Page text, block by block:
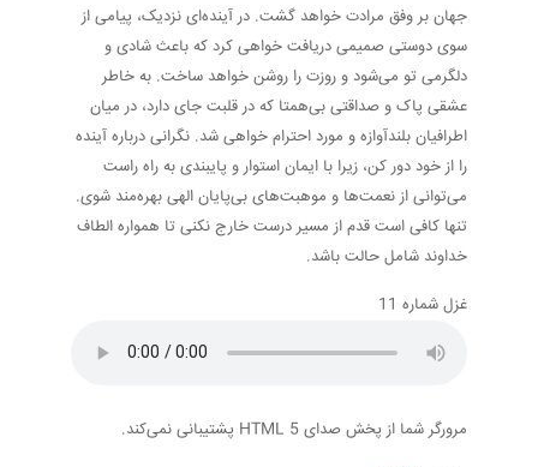
جهان بر وفق مرادت خواهد گشت. در آینده‌ای نزدیک، پیامی از
سوی دوستی صمیمی دریافت خواهی کرد که باعث شادی و
دلگرمی تو می‌شود و روزت را روشن خواهد ساخت. به خاطر
عشقی پاک و صداقتی بی‌همتا که در قلبت جای دارد، در میان
اطرافیان بلندآوازه و مورد احترام خواهی شد. نگرانی درباره آینده
را از خود دور کن، زیرا با ایمان استوار و پایبندی به راه راست
می‌توانی از نعمت‌ها و موهبت‌های بی‌پایان الهی بهره‌مند شوی.
تنها کافی است قدم از مسیر درست خارج نکنی تا همواره الطاف
خداوند شامل حالت باشد.
غزل شماره 11
مرورگر شما از پخش صدای HTML 5 پشتیبانی نمی‌کند.